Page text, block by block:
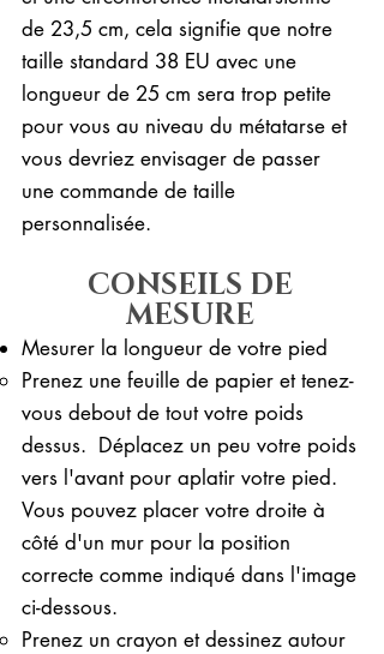
de 23,5 cm, cela signifie que notre
taille standard 38 EU avec une
longueur de 25 cm sera trop petite
pour vous au niveau du métatarse et
vous devriez envisager de passer
une commande de taille
personnalisée.
CONSEILS DE
MESURE
Mesurer la longueur de votre pied
Prenez une feuille de papier et tenez-
vous debout de tout votre poids
dessus. ​ Déplacez un peu votre poids
vers l'avant pour aplatir votre pied.
Vous pouvez placer votre droite à
côté d'un mur pour la position
correcte comme indiqué dans l'image
ci-dessous.
Prenez un crayon et dessinez autour